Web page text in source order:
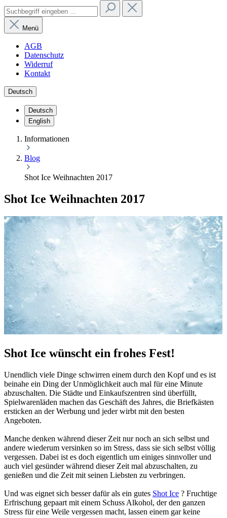
Menü
AGB
Datenschutz
Widerruf
Kontakt
Deutsch
Deutsch
English
Informationen
Blog
Shot Ice Weihnachten 2017
Shot Ice Weihnachten 2017
Shot Ice wünscht ein frohes Fest!
Unendlich viele Dinge schwirren einem durch den Kopf und es ist
beinahe ein Ding der Unmöglichkeit auch mal für eine Minute
abzuschalten. Die Städte und Einkaufszentren sind überfüllt,
Spielwarenläden machen das Geschäft des Jahres, die Briefkästen
ersticken an der Werbung und jeder wirbt mit den besten
Angeboten.
Manche denken während dieser Zeit nur noch an sich selbst und
andere wiederum versinken so im Stress, dass sie sich selbst völlig
vergessen. Dabei ist es doch eigentlich um einiges sinnvoller und
auch viel gesünder während dieser Zeit mal abzuschalten, zu
genießen und die Zeit mit seinen Liebsten zu verbringen.
Und was eignet sich besser dafür als ein gutes Shot Ice ? Fruchtige
Erfrischung gepaart mit einem Schuss Alkohol, der den ganzen
Stress für eine Weile vergessen macht, lassen einem gar keine